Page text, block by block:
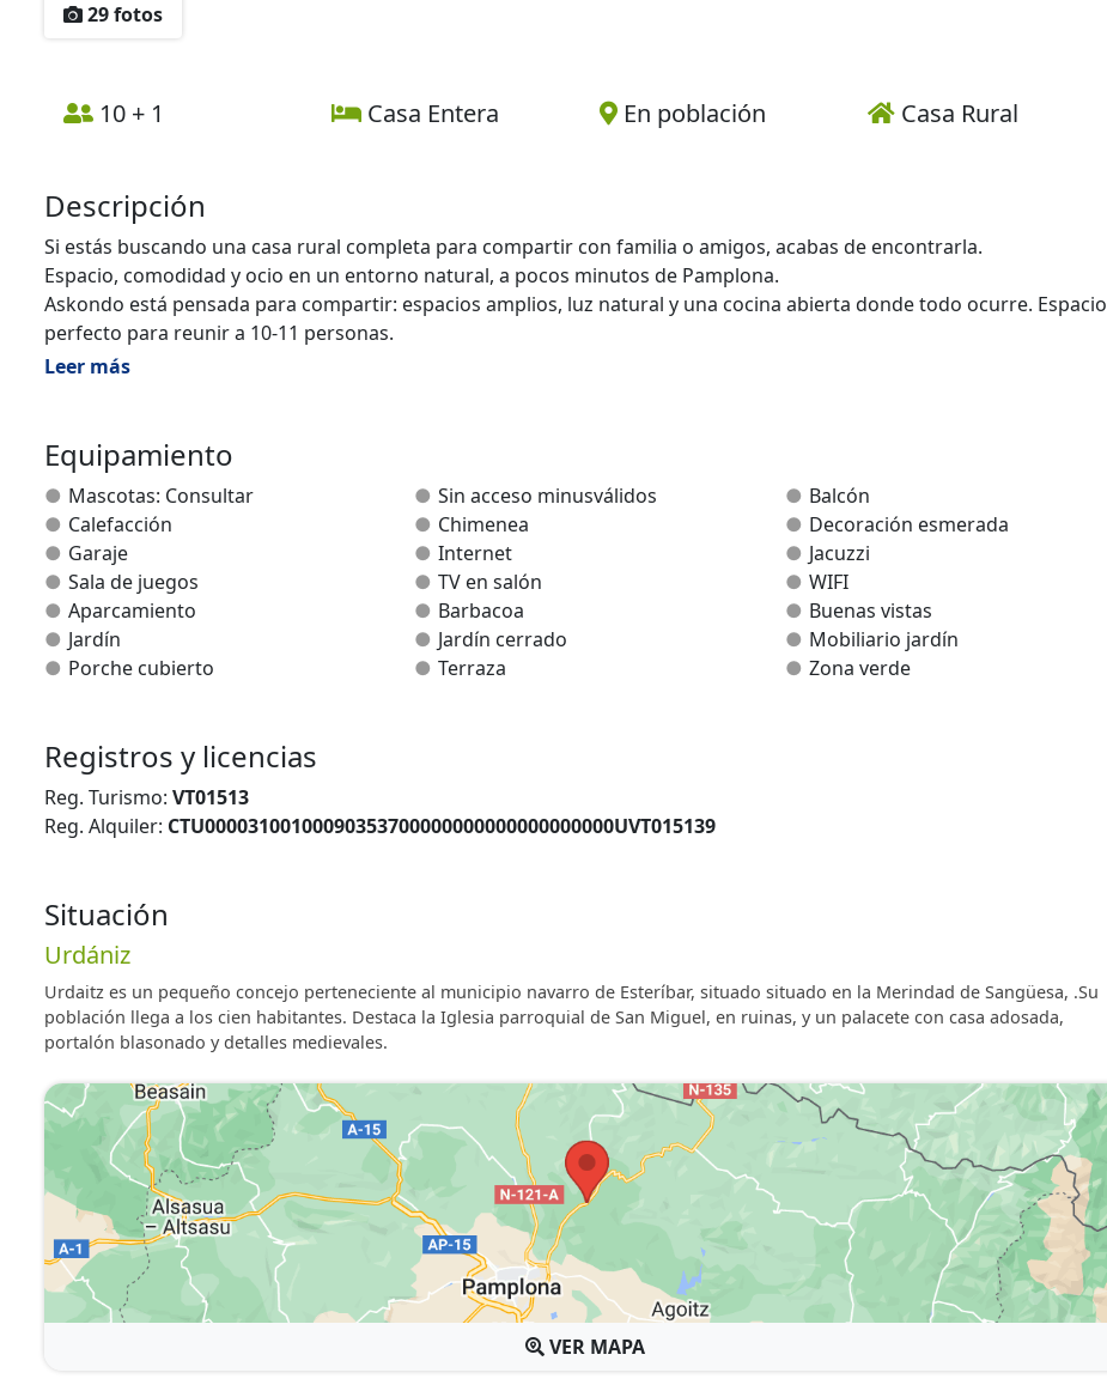
29 fotos
10 + 1 Casa Entera En población Casa Rural
Descripción
Si estás buscando una casa rural completa para compartir con familia o amigos, acabas de encontrarla.
Espacio, comodidad y ocio en un entorno natural, a pocos minutos de Pamplona.
Askondo está pensada para compartir: espacios amplios, luz natural y una cocina abierta donde todo ocurre. Espacio
perfecto para reunir a 10-11 personas.
. casa completa
. comodidad
. pingpong
. futbolín, diana
. jardín cerrado
. barbacoa
Ahora solo falta que vengas a vivirlo.!
Leer más
Equipamiento
Mascotas: Consultar Sin acceso minusválidos
Balcón
Calefacción
Chimenea
Decoración esmerada
Garaje
Internet
Jacuzzi
Sala de juegos
TV en salón
WIFI
Aparcamiento
Barbacoa
Buenas vistas
Jardín
Jardín cerrado
Mobiliario jardín
Porche cubierto
Terraza Zona verde
Registros y licencias
Reg. Turismo: VT01513
Reg. Alquiler: CTU00003100100090353700000000000000000000UVT015139
Situación
Urdániz
Urdaitz es un pequeño concejo perteneciente al municipio navarro de Esteríbar, situado situado en la Merindad de Sangüesa, .Su
población llega a los cien habitantes. Destaca la Iglesia parroquial de San Miguel, en ruinas, y un palacete con casa adosada,
portalón blasonado y detalles medievales.
VER MAPA